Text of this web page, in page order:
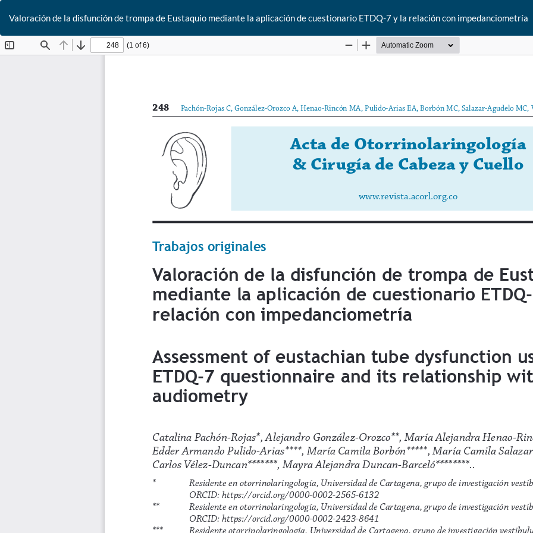
Valoración de la disfunción de trompa de Eustaquio mediante la aplicación de cuestionario ETDQ-7 y la relación con impedanciometría